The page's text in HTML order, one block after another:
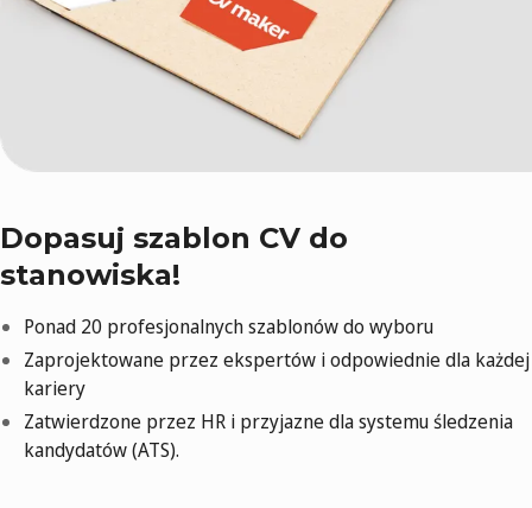
Dopasuj szablon CV do
stanowiska!
Ponad 20 profesjonalnych szablonów do wyboru
Zaprojektowane przez ekspertów i odpowiednie dla każdej
kariery
Zatwierdzone przez HR i przyjazne dla systemu śledzenia
kandydatów (ATS).